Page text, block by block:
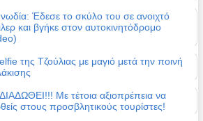
Έδεσε το σκύλο του σε ανοιχτό
και βγήκε στον αυτοκινητόδρομο
της Τζούλιας με μαγιό μετά την ποινή
Με τέτοια αξιοπρέπεια να
στους προσβλητικούς τουρίστες!